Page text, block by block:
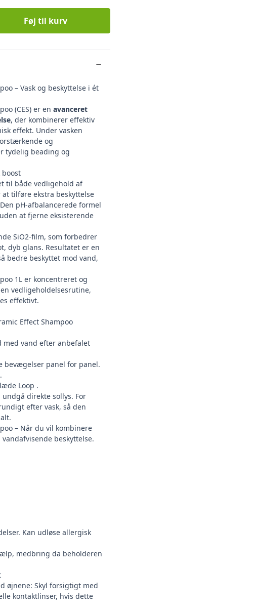
Føj til kurv
– Vask og beskyttelse i ét
(CES) er en avanceret
, der kombinerer effektiv
effekt. Under vasken
og
tydelig beading og
boost
til både vedligehold af
tilføre ekstra beskyttelse
pH-afbalancerede formel
at fjerne eksisterende
SiO2-film, som forbedrer
dyb glans. Resultatet er en
bedre beskyttet mod vand,
1L er koncentreret og
vedligeholdelsesrutine,
effektivt.
Effect Shampoo
med vand efter anbefalet
bevægelser panel for panel.
Loop .
direkte sollys. For
efter vask, så den
– Når du vil kombinere
beskyttelse.
Kan udløse allergisk
medbring da beholderen
øjnene: Skyl forsigtigt med
kontaktlinser, hvis dette